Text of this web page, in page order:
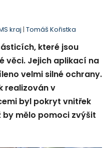
kraj | Tomáš Kořistka
které jsou
věci. Jejich aplikací na
velmi silné ochrany.
realizován v
byl pokryt vnitřek
by mělo pomoci zvýšit